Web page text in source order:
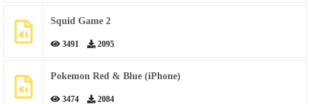
Squid Game 2
3491 2095
Pokemon Red & Blue (iPhone)
3474 2084